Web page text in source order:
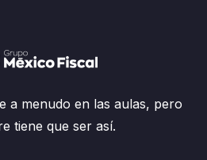
a menudo en las aulas, pero
tiene que ser así.